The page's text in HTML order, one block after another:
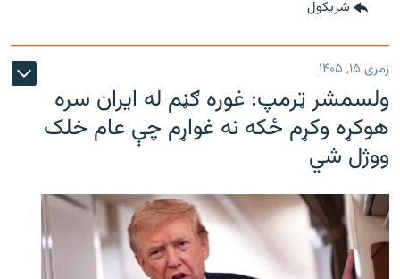
شريکول
زمری ۱۵, ۱۴۰۵
ولسمشر ټرمپ: غوره ګڼم له ایران سره
هوکړه وکړم ځکه نه غواړم چې عام خلک
ووژل شي